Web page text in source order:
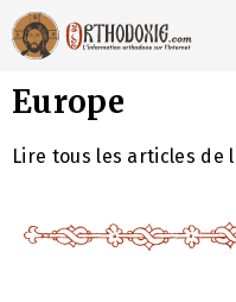
Aller
au
contenu
Europe
Lire tous les articles de